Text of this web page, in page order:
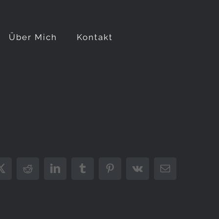
Über Mich Kontakt
X Reddit LinkedInTumblrPinterest
Vk
E-